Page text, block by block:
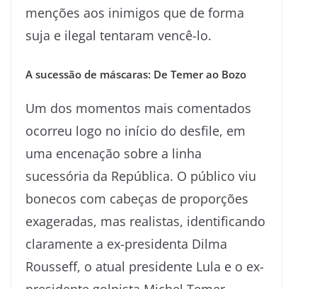
menções aos inimigos que de forma
suja e ilegal tentaram vencê-lo.
A sucessão de máscaras: De Temer ao Bozo
Um dos momentos mais comentados
ocorreu logo no início do desfile, em
uma encenação sobre a linha
sucessória da República. O público viu
bonecos com cabeças de proporções
exageradas, mas realistas, identificando
claramente a ex-presidenta Dilma
Rousseff, o atual presidente Lula e o ex-